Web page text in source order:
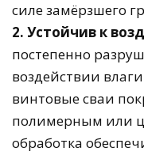
силе замёрзшего
2. Устойчив к
постепенно
воздействии
винтовые сваи
полимерным или
обработка